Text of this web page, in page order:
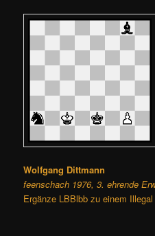
Wolfgang Dittmann
feenschach 1976, 3. ehrende
Ergänze LBBlbb zu einem